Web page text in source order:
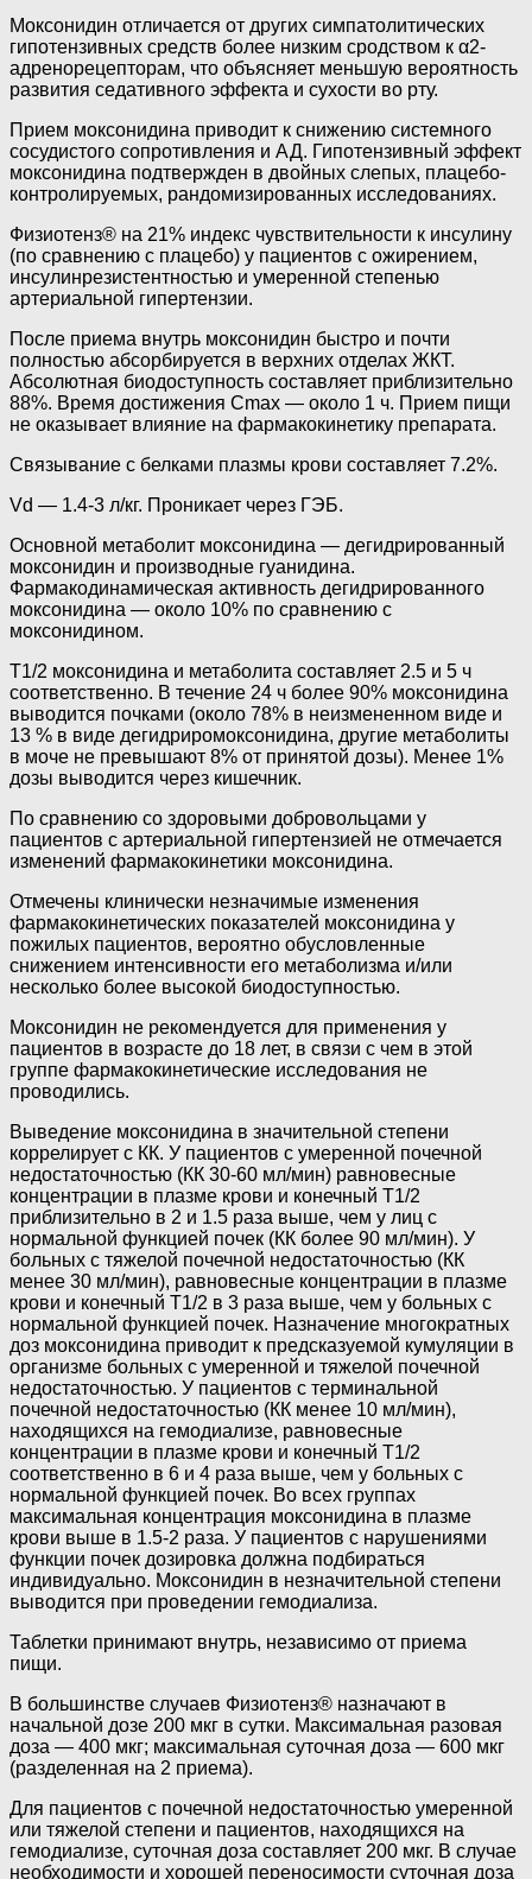
Моксонидин отличается от других симпатолитических
гипотензивных средств более низким сродством к α2-
адренорецепторам, что объясняет меньшую вероятность
развития седативного эффекта и сухости во рту.
Прием моксонидина приводит к снижению системного
сосудистого сопротивления и АД. Гипотензивный эффект
моксонидина подтвержден в двойных слепых, плацебо-
контролируемых, рандомизированных исследованиях.
Физиотенз® на 21% индекс чувствительности к инсулину
(по сравнению с плацебо) у пациентов с ожирением,
инсулинрезистентностью и умеренной степенью
артериальной гипертензии.
После приема внутрь моксонидин быстро и почти
полностью абсорбируется в верхних отделах ЖКТ.
Абсолютная биодоступность составляет приблизительно
88%. Время достижения Cmax — около 1 ч. Прием пищи
не оказывает влияние на фармакокинетику препарата.
Связывание с белками плазмы крови составляет 7.2%.
Vd — 1.4-3 л/кг. Проникает через ГЭБ.
Основной метаболит моксонидина — дегидрированный
моксонидин и производные гуанидина.
Фармакодинамическая активность дегидрированного
моксонидина — около 10% по сравнению с
моксонидином.
Т1/2 моксонидина и метаболита составляет 2.5 и 5 ч
соответственно. В течение 24 ч более 90% моксонидина
выводится почками (около 78% в неизмененном виде и
13 % в виде дегидриромоксонидина, другие метаболиты
в моче не превышают 8% от принятой дозы). Менее 1%
дозы выводится через кишечник.
По сравнению со здоровыми добровольцами у
пациентов с артериальной гипертензией не отмечается
изменений фармакокинетики моксонидина.
Отмечены клинически незначимые изменения
фармакокинетических показателей моксонидина у
пожилых пациентов, вероятно обусловленные
снижением интенсивности его метаболизма и/или
несколько более высокой биодоступностью.
Моксонидин не рекомендуется для применения у
пациентов в возрасте до 18 лет, в связи с чем в этой
группе фармакокинетические исследования не
проводились.
Выведение моксонидина в значительной степени
коррелирует с КК. У пациентов с умеренной почечной
недостаточностью (КК 30-60 мл/мин) равновесные
концентрации в плазме крови и конечный T1/2
приблизительно в 2 и 1.5 раза выше, чем у лиц с
нормальной функцией почек (КК более 90 мл/мин). У
больных с тяжелой почечной недостаточностью (КК
менее 30 мл/мин), равновесные концентрации в плазме
крови и конечный T1/2 в 3 раза выше, чем у больных с
нормальной функцией почек. Назначение многократных
доз моксонидина приводит к предсказуемой кумуляции в
организме больных с умеренной и тяжелой почечной
недостаточностью. У пациентов с терминальной
почечной недостаточностью (КК менее 10 мл/мин),
находящихся на гемодиализе, равновесные
концентрации в плазме крови и конечный T1/2
соответственно в 6 и 4 раза выше, чем у больных с
нормальной функцией почек. Во всех группах
максимальная концентрация моксонидина в плазме
крови выше в 1.5-2 раза. У пациентов с нарушениями
функции почек дозировка должна подбираться
индивидуально. Моксонидин в незначительной степени
выводится при проведении гемодиализа.
Таблетки принимают внутрь, независимо от приема
пищи.
В большинстве случаев Физиотенз® назначают в
начальной дозе 200 мкг в сутки. Максимальная разовая
доза — 400 мкг; максимальная суточная доза — 600 мкг
(разделенная на 2 приема).
Для пациентов с почечной недостаточностью умеренной
или тяжелой степени и пациентов, находящихся на
гемодиализе, суточная доза составляет 200 мкг. В случае
необходимости и хорошей переносимости суточная доза